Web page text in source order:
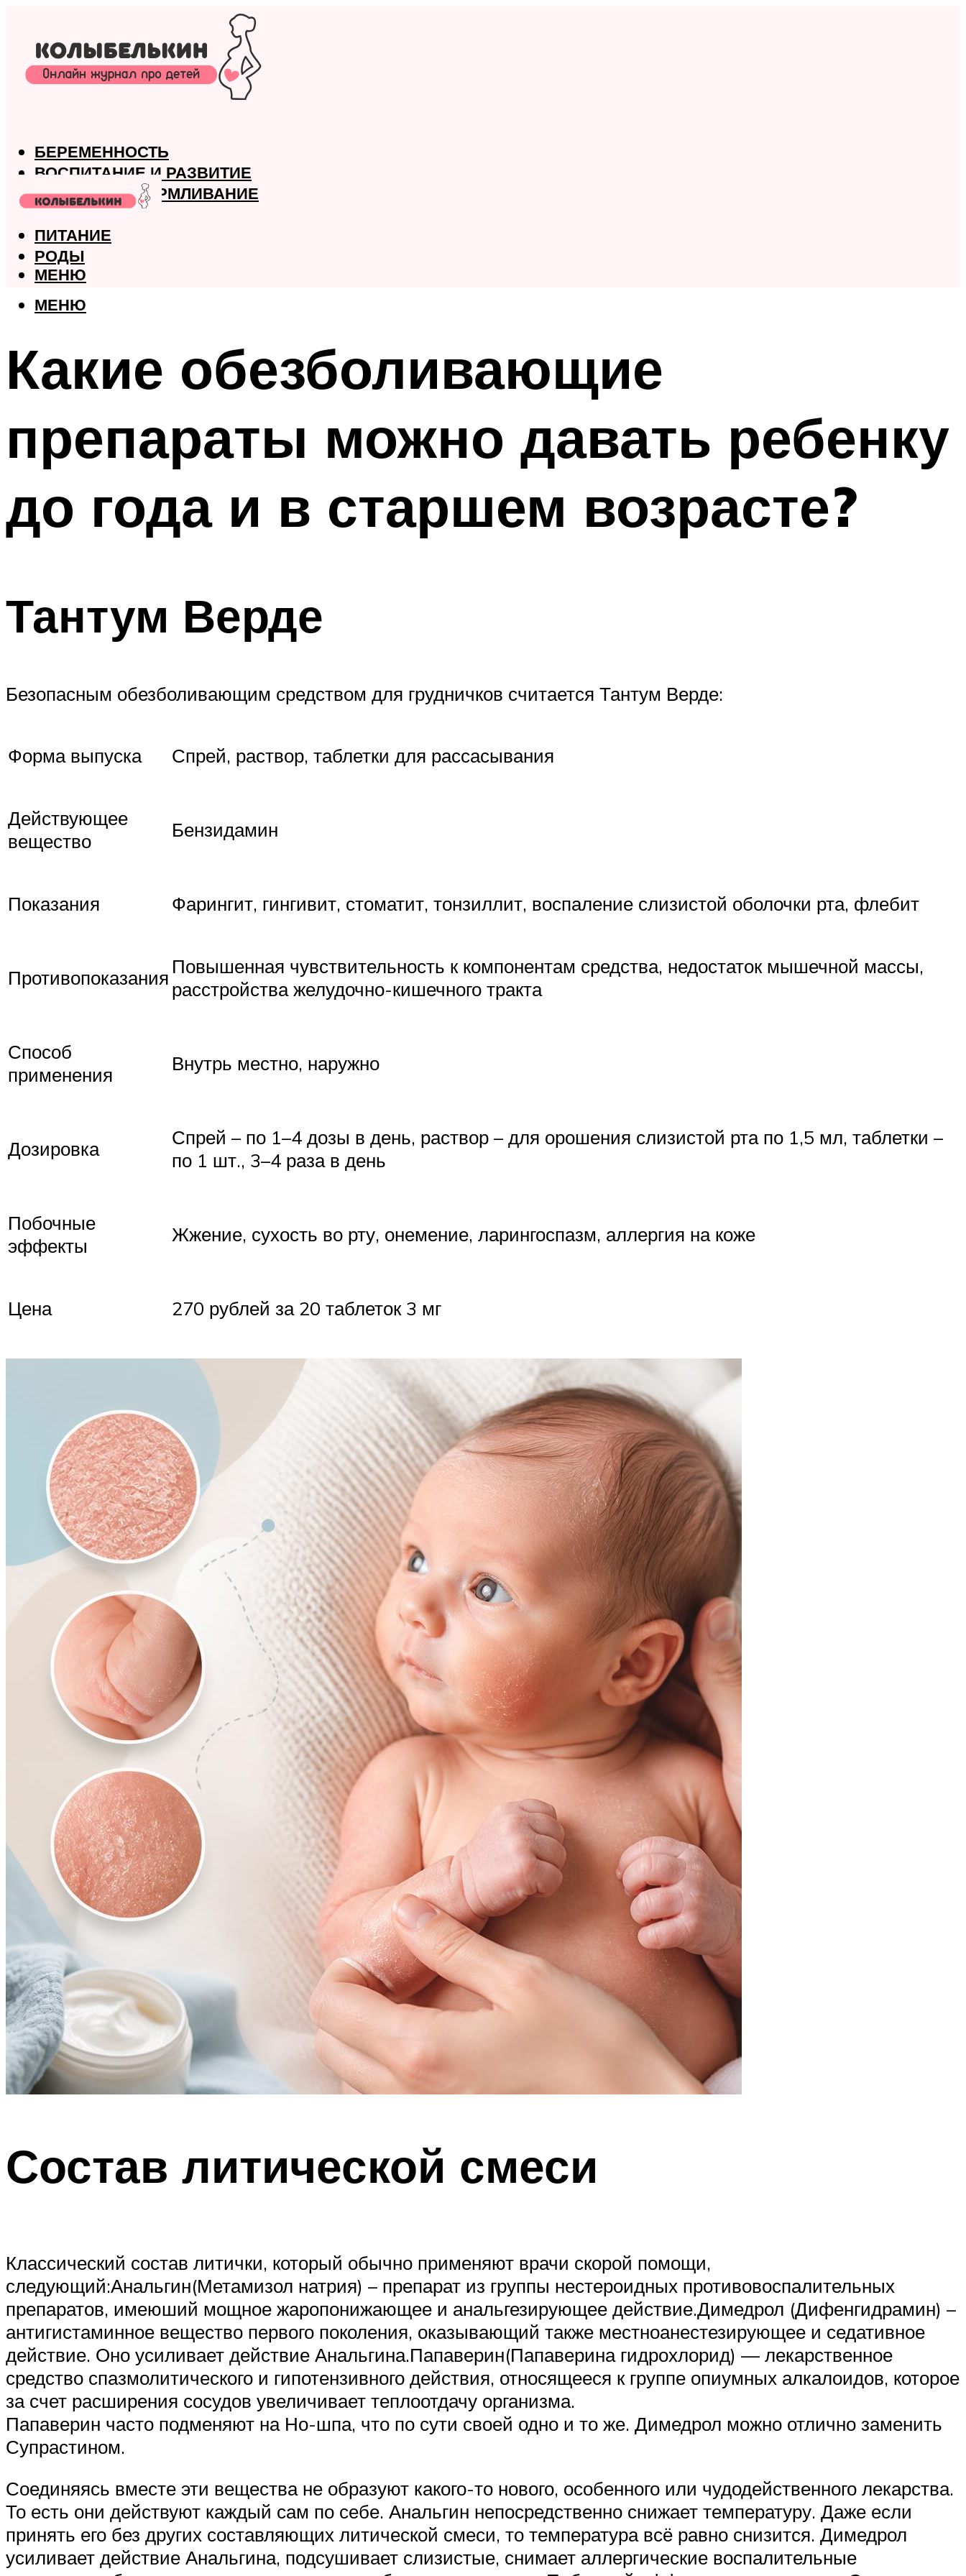
БЕРЕМЕННОСТЬ
ВОСПИТАНИЕ И РАЗВИТИЕ
ГРУДНОЕ ВСКАРМЛИВАНИЕ
ЗДОРОВЬЕ
ПИТАНИЕ
РОДЫ
МЕНЮ
МЕНЮ
Какие обезболивающие
препараты можно давать ребенку
до года и в старшем возрасте?
Тантум Верде
Безопасным обезболивающим средством для грудничков считается Тантум Верде:
Форма выпуска Спрей, раствор, таблетки для рассасывания
Действующее
вещество
Бензидамин
Показания Фарингит, гингивит, стоматит, тонзиллит, воспаление слизистой оболочки рта, флебит
Противопоказания Повышенная чувствительность к компонентам средства, недостаток мышечной массы,
расстройства желудочно-кишечного тракта
Способ
применения
Внутрь местно, наружно
Дозировка
Спрей – по 1–4 дозы в день, раствор – для орошения слизистой рта по 1,5 мл, таблетки –
по 1 шт., 3–4 раза в день
Побочные
эффекты
Жжение, сухость во рту, онемение, ларингоспазм, аллергия на коже
Цена 270 рублей за 20 таблеток 3 мг
Состав литической смеси
Классический состав литички, который обычно применяют врачи скорой помощи,
следующий:Анальгин(Метамизол натрия) – препарат из группы нестероидных противовоспалительных
препаратов, имеюший мощное жаропонижающее и анальгезирующее действие.Димедрол (Дифенгидрамин) –
антигистаминное вещество первого поколения, оказывающий также местноанестезирующее и седативное
действие. Оно усиливает действие Анальгина.Папаверин(Папаверина гидрохлорид) — лекарственное
средство спазмолитического и гипотензивного действия, относящееся к группе опиумных алкалоидов, которое
за счет расширения сосудов увеличивает теплоотдачу организма.
Папаверин часто подменяют на Но-шпа, что по сути своей одно и то же. Димедрол можно отлично заменить
Супрастином.
Соединяясь вместе эти вещества не образуют какого-то нового, особенного или чудодейственного лекарства.
То есть они действуют каждый сам по себе. Анальгин непосредственно снижает температуру. Даже если
принять его без других составляющих литической смеси, то температура всё равно снизится. Димедрол
усиливает действие Анальгина, подсушивает слизистые, снимает аллергические воспалительные